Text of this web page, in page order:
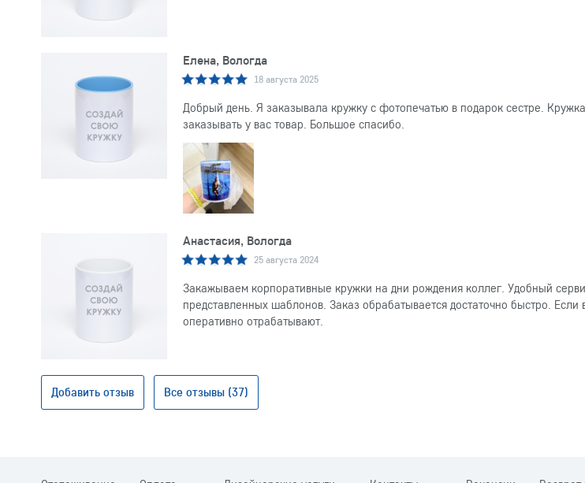
Елена, Вологда
18 августа 2025
Добрый день. Я заказывала кружку с фотопечатью в подарок сестре.
заказывать у вас товар. Большое спасибо.
Анастасия, Вологда
25 августа 2024
Закажываем корпоративные кружки на дни рождения коллег. Удобный
представленных шаблонов. Заказ обрабатывается достаточно быстро.
оперативно отрабатывают.
Добавить отзыв Все отзывы (37)